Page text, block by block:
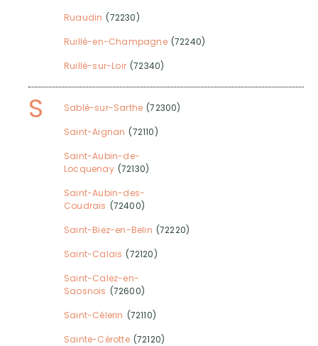
Ruaudin (72230)
Ruillé-en-Champagne (72240)
Ruillé-sur-Loir (72340)
S Sablé-sur-Sarthe (72300)
Saint-Aignan (72110)
Saint-Aubin-de-
Locquenay (72130)
Saint-Aubin-des-
Coudrais (72400)
Saint-Biez-en-Belin (72220)
Saint-Calais (72120)
Saint-Calez-en-
Saosnois (72600)
Saint-Célerin (72110)
Sainte-Cérotte (72120)